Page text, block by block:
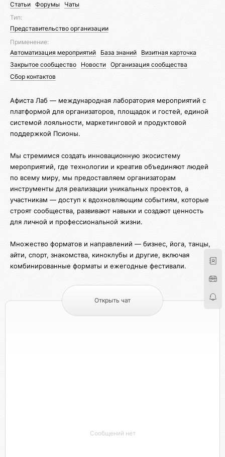
Статьи Форумы
Чаты
Тип:
Представительство организации
Применение:
Автоматизация мероприятий
База знаний
Визитная карточка
Закрытое сообщество
Новости Организация сообщества
Сбор контактов
Афиста Лаб — международная лаборатория мероприятий с
платформой для организаторов, площадок и гостей, единой
системой лояльности, маркетинговой и продуктовой
поддержкой Псионы.
Мы стремимся создать инновационную экосистему
мероприятий, где технологии и креатив объединяют людей
по всему миру, мы предоставляем организаторам
инструменты для реализации уникальных проектов, а
участникам — доступ к вдохновляющим событиям, которые
строят сообщества, развивают навыки и создают ценность
для личной и профессиональной жизни.
Множество форматов и направлений — бизнес, йога, танцы,
айти, спорт, знакомства, киноклубы и другие, включая
комбинированные форматы и ежегодные фестивали.
Открыть чат
Сообщений нет